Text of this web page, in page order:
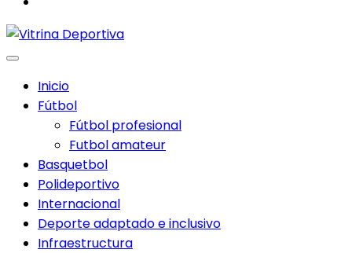
Inicio
Fútbol
Fútbol profesional
Futbol amateur
Basquetbol
Polideportivo
Internacional
Deporte adaptado e inclusivo
Infraestructura